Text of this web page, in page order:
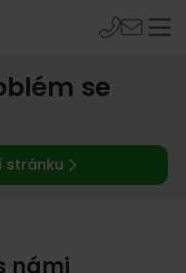
se
stránku
námi